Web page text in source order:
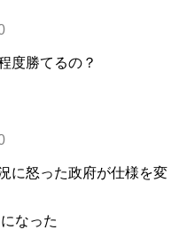
度勝てるの？
に怒った政府が仕様を変
なった